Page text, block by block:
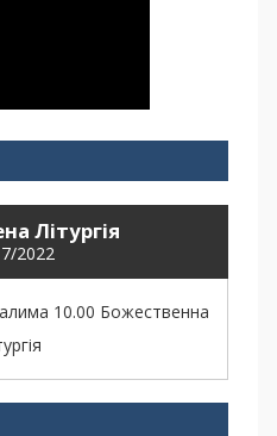
Літургія
2022
10.00 Божественна